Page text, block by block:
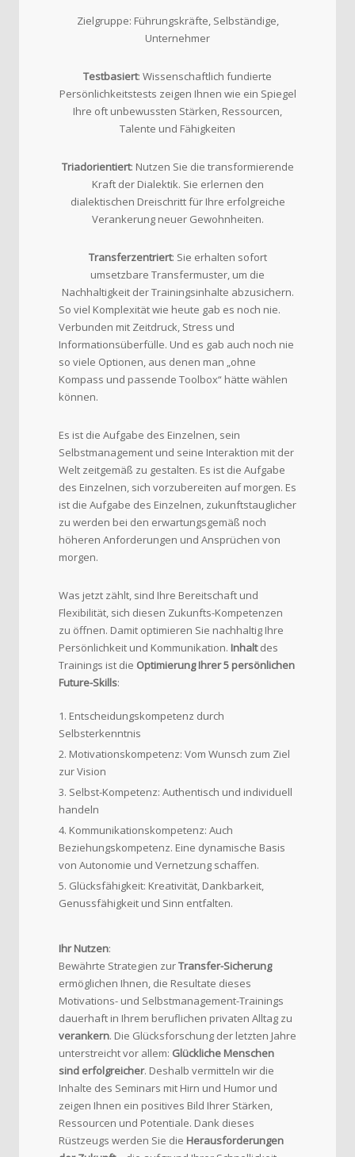
Zielgruppe: Führungskräfte, Selbständige,
Unternehmer
Testbasiert: Wissenschaftlich fundierte
Persönlichkeitstests zeigen Ihnen wie ein Spiegel
Ihre oft unbewussten Stärken, Ressourcen,
Talente und Fähigkeiten
Triadorientiert: Nutzen Sie die transformierende
Kraft der Dialektik. Sie erlernen den
dialektischen Dreischritt für Ihre erfolgreiche
Verankerung neuer Gewohnheiten.
Transferzentriert: Sie erhalten sofort
umsetzbare Transfermuster, um die
Nachhaltigkeit der Trainingsinhalte abzusichern.
So viel Komplexität wie heute gab es noch nie.
Verbunden mit Zeitdruck, Stress und
Informationsüberfülle. Und es gab auch noch nie
so viele Optionen, aus denen man „ohne
Kompass und passende Toolbox“ hätte wählen
können.
Es ist die Aufgabe des Einzelnen, sein
Selbstmanagement und seine Interaktion mit der
Welt zeitgemäß zu gestalten. Es ist die Aufgabe
des Einzelnen, sich vorzubereiten auf morgen. Es
ist die Aufgabe des Einzelnen, zukunftstauglicher
zu werden bei den erwartungsgemäß noch
höheren Anforderungen und Ansprüchen von
morgen.
Was jetzt zählt, sind Ihre Bereitschaft und
Flexibilität, sich diesen Zukunfts-Kompetenzen
zu öffnen. Damit optimieren Sie nachhaltig Ihre
Persönlichkeit und Kommunikation. Inhaltdes
Trainings ist die Optimierung Ihrer 5 persönlichen
Future-Skills:
Entscheidungskompetenz durch
Selbsterkenntnis
Motivationskompetenz: Vom Wunsch zum Ziel
zur Vision
Selbst-Kompetenz: Authentisch und individuell
handeln
Kommunikationskompetenz: Auch
Beziehungskompetenz. Eine dynamische Basis
von Autonomie und Vernetzung schaffen.
Glücksfähigkeit: Kreativität, Dankbarkeit,
Genussfähigkeit und Sinn entfalten.
Ihr Nutzen:
Bewährte Strategien zurTransfer-Sicherung
ermöglichen Ihnen, die Resultate dieses
Motivations- und Selbstmanagement-Trainings
dauerhaft in Ihrem beruflichen privaten Alltag zu
verankern. Die Glücksforschung der letzten Jahre
unterstreicht vor allem: Glückliche Menschen
sind erfolgreicher. Deshalb vermitteln wir die
Inhalte des Seminars mit Hirn und Humor und
zeigen Ihnen ein positives Bild Ihrer Stärken,
Ressourcen und Potentiale. Dank dieses
Rüstzeugs werden Sie die Herausforderungen